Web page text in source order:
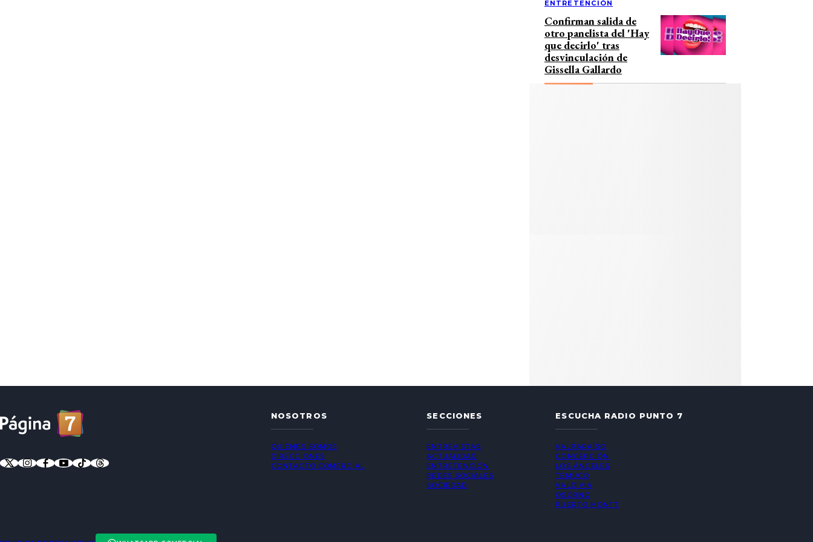
ENTRETENCIÓN
Confirman salida de
otro panelista del 'Hay
que decirlo' tras
desvinculación de
Gissella Gallardo
NOSOTROS
QUIÉNES SOMOS
DIRECCIONES
CONTACTO COMERCIAL
SECCIONES
ENTREVISTAS
ACTUALIDAD
ENTRETENCIÓN
REDES SOCIALES
SOCIEDAD
ESCUCHA RADIO PUNTO 7
VALPARAÍSO
CONCEPCIÓN
LOS ÁNGELES
TEMUCO
VALDIVIA
OSORNO
PUERTO MONTT